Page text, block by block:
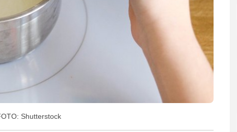
Shutterstock